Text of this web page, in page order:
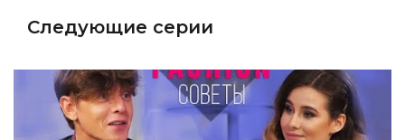
Следующие серии